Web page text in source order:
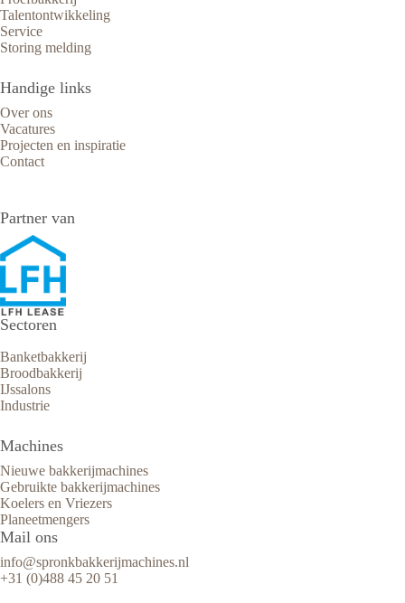
Talentontwikkeling
Service
Storing melding
Handige links
Over ons
Vacatures
Projecten en inspiratie
Contact
Partner van
Sectoren
Banketbakkerij
Broodbakkerij
IJssalons
Industrie
Machines
Nieuwe bakkerijmachines
Gebruikte bakkerijmachines
Koelers en Vriezers
Planeetmengers
Mail ons
info@spronkbakkerijmachines.nl
+31 (0)488 45 20 51